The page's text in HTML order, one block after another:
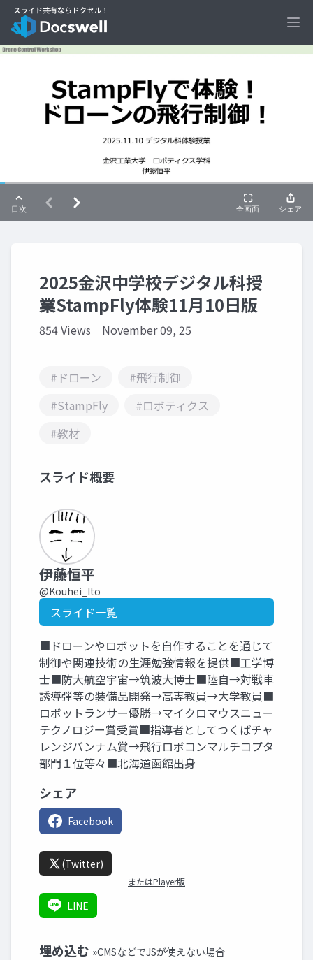
2025金沢中学校デジタル科授
業StampFly体験11月10日版
854 Views November 09, 25
#ドローン
#飛行制御
#StampFly
#ロボティクス
#教材
スライド概要
伊藤恒平
@Kouhei_Ito
スライド一覧
■ドローンやロボットを自作することを通じて
制御や関連技術の生涯勉強情報を提供■工学博
士■防大航空宇宙→筑波大博士■陸自→対戦車
誘導弾等の装備品開発→高専教員→大学教員■
ロボットランサー優勝→マイクロマウスニュー
テクノロジー賞受賞■指導者としてつくばチャ
レンジバンナム賞→飛行ロボコンマルチコプタ
部門１位等々■北海道函館出身
シェア
Facebook
(Twitter)
またはPlayer版
LINE
埋め込む »CMSなどでJSが使えない場合